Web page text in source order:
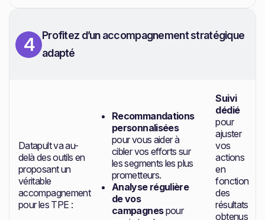
4
Profitez d’un accompagnement stratégique
adapté
Datapult va au-
delà des outils en
proposant un
véritable
accompagnement
pour les TPE :
Recommandations
personnalisées
pour vous aider à
cibler vos efforts sur
les segments les plus
prometteurs.
Analyse régulière
de vos
campagnespour
Suivi
dédié
pour
ajuster
vos
actions
en
fonction
des
résultats
obtenus